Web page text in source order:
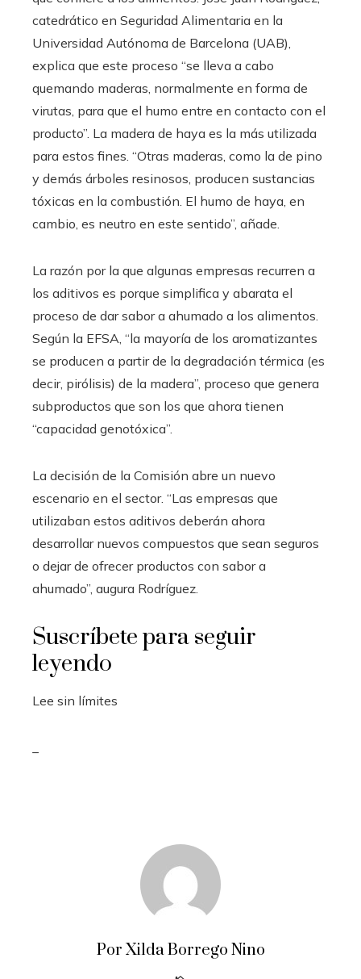
catedrático en Seguridad Alimentaria en la
Universidad Autónoma de Barcelona (UAB),
explica que este proceso “se lleva a cabo
quemando maderas, normalmente en forma de
virutas, para que el humo entre en contacto con el
producto”. La madera de haya es la más utilizada
para estos fines. “Otras maderas, como la de pino
y demás árboles resinosos, producen sustancias
tóxicas en la combustión. El humo de haya, en
cambio, es neutro en este sentido”, añade.
La razón por la que algunas empresas recurren a
los aditivos es porque simplifica y abarata el
proceso de dar sabor a ahumado a los alimentos.
Según la EFSA, “la mayoría de los aromatizantes
se producen a partir de la degradación térmica (es
decir, pirólisis) de la madera”, proceso que genera
subproductos que son los que ahora tienen
“capacidad genotóxica”.
La decisión de la Comisión abre un nuevo
escenario en el sector. “Las empresas que
utilizaban estos aditivos deberán ahora
desarrollar nuevos compuestos que sean seguros
o dejar de ofrecer productos con sabor a
ahumado”, augura Rodríguez.
Suscríbete para seguir
leyendo
Lee sin límites
Por Xilda Borrego Nino